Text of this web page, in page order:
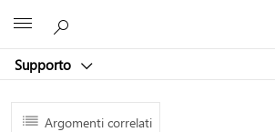
Supporto
Argomenti correlati